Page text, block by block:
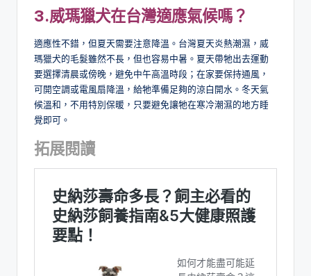
3.威瑪獵犬在台灣適應氣候嗎？
適應性不錯，但夏天需要注意降溫。台灣夏天炎熱潮濕，威
瑪獵犬的毛髮雖然不長，但也容易中暑。夏天帶牠出去運動
要選擇清晨或傍晚，避免中午高溫時段；在家要保持通風，
可開空調或電風扇降溫，給牠準備足夠的涼白開水。冬天氣
候溫和，不用特別保暖，只要避免讓牠在寒冷潮濕的地方睡
覺即可。
拓展閱讀